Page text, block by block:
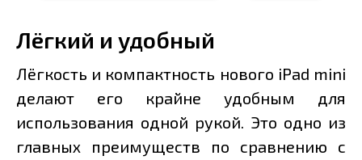
Лёгкий и удобный
Лёгкость и компактность нового iPad mini
делают его крайне удобным для
использования одной рукой. Это одно из
главных преимуществ по сравнению с